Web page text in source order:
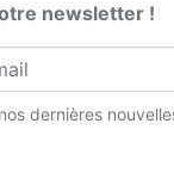
newsletter !
dernières